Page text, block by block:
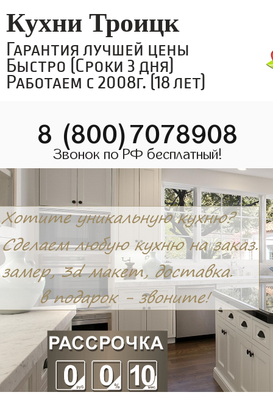
Кухни Троицк
Гарантия лучшей цены
Быстро (Сроки 3 дня)
Работаем с 2008г. (18 лет)
8 (800)7078908
Звонок по РФ бесплатный!